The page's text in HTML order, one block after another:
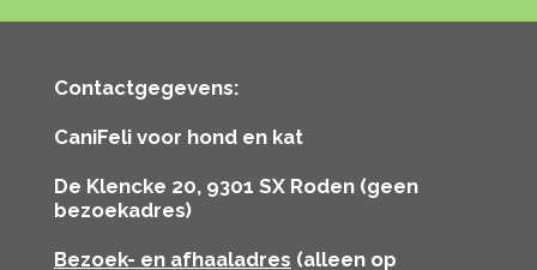
Contactgegevens:
CaniFeli voor hond en kat
De Klencke 20, 9301 SX Roden (geen
bezoekadres)
Bezoek- en afhaaladres (alleen op